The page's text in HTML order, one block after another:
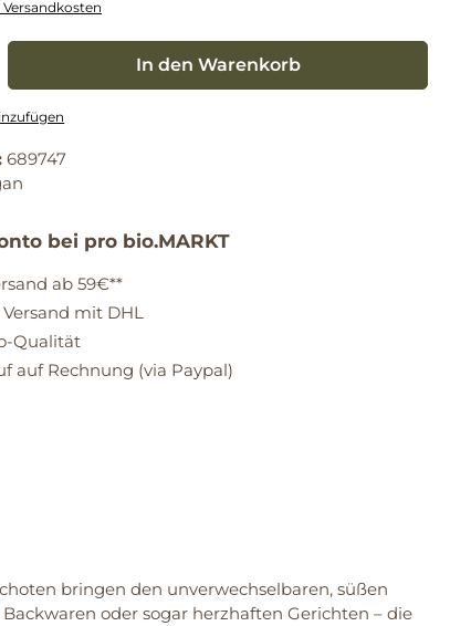
Versandkosten
gewünschten Wert ein oder benutze die Schaltflächen um die
In den Warenkorb
689747
bei pro bio.MARKT
ab 59€**
mit DHL
Qualität
auf Rechnung (via Paypal)
bringen den unverwechselbaren, süßen
oder sogar herzhaften Gerichten – die